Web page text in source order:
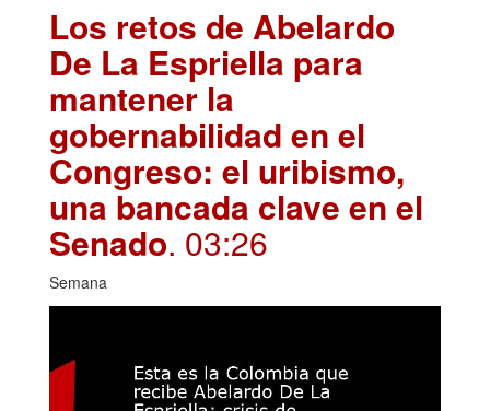
Los retos de Abelardo
De La Espriella para
mantener la
gobernabilidad en el
Congreso: el uribismo,
una bancada clave en el
Senado. 03:26
Semana